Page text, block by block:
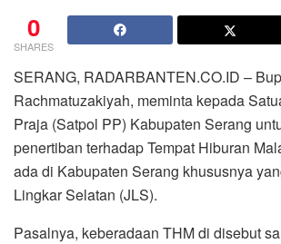
0
SHARES
SERANG, RADARBANTEN.CO.ID –
Rachmatuzakiyah, meminta kepada
Praja (Satpol PP) Kabupaten Serang
penertiban terhadap Tempat Hiburan
ada di Kabupaten Serang khususnya
Lingkar Selatan (JLS).
Pasalnya, keberadaan THM di disebut